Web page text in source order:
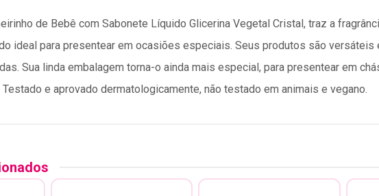
de Bebê com Sabonete Líquido Glicerina Vegetal Cristal, traz a
ideal para presentear em ocasiões especiais. Seus produtos são versáteis
Sua linda embalagem torna-o ainda mais especial, para presentear em
e aprovado dermatologicamente, não testado em animais e vegano.